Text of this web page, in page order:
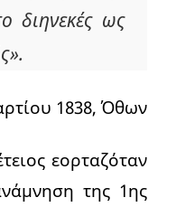
διηνεκές ως
1838, Όθων
εορταζόταν
της 1ης